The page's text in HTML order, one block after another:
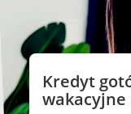
Kredyt
wakacyjne